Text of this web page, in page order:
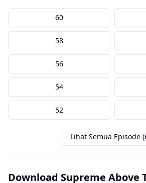
60
58
56
54
52
Lihat Semua Episode
Download Supreme Above